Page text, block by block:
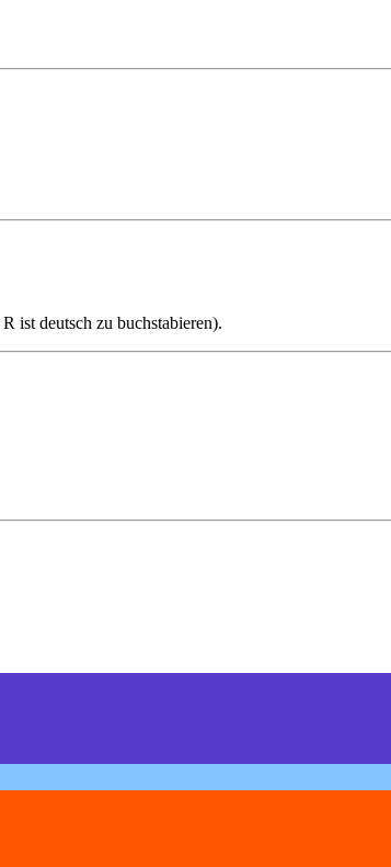
ist deutsch zu buchstabieren).